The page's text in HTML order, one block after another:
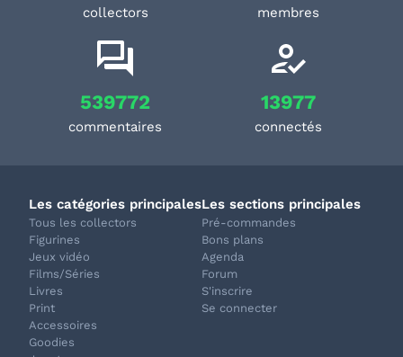
collectors membres
539772
commentaires
13977
connectés
Les catégories principales
Tous les collectors
Figurines
Jeux vidéo
Films/Séries
Livres
Print
Accessoires
Goodies
Les sections principales
Pré-commandes
Bons plans
Agenda
Forum
S'inscrire
Se connecter